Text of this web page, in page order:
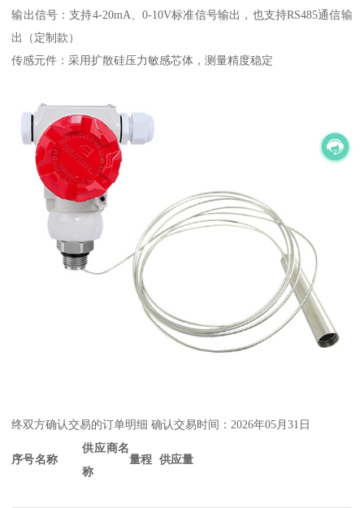
输出信号：支持4-20mA、0-10V标准信号输出，也支持RS485通信输
出（定制款）
传感元件：采用扩散硅压力敏感芯体，测量精度稳定
终双方确认交易的订单明细确认交易时间：2026年05月31日
序号名称
供应商名
称
量程 供应量